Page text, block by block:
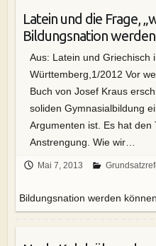
Latein und die Frage,
Bildungsnation
Aus: Latein und Griechisch
Württemberg,1/2012 Vor
Buch von Josef Kraus
soliden Gymnasialbildung
Argumenten ist. Es hat den
Anstrengung. Wie wir…
Mai 7, 2013
Bildungsnation werden